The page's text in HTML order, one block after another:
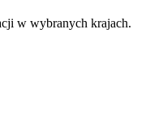
w wybranych krajach.